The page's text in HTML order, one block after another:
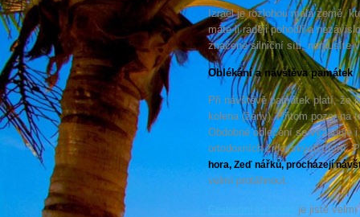
Izrael je rozlohou malá země,
máte-li raději pohodlí a
značené silniční síti, nemusíte
Oblékání a návštěva památek
Při návštěvě památek platí, že
kolena (ženy). Přitom pozor na
Obdobné oblečení se vyžaduje
ortodoxních židovských čtvrtí.
hora, Zeď nářků, procházejí
velmi protáhnout.
je jistě velmi